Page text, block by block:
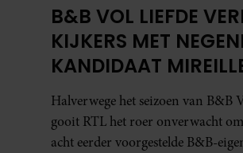
B&B VOL LIEFDE
KIJKERS MET
KANDIDAAT
IS ZIJ EIGENLIJK?
Halverwege het seizoen van B&B
gooit RTL het roer onverwacht
acht eerder voorgestelde B&B-